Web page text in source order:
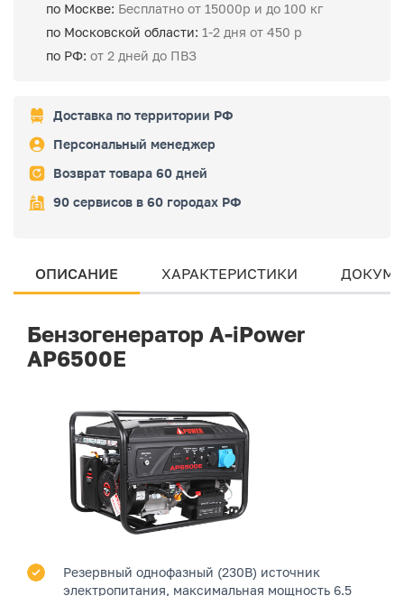
по Москве: Бесплатно от 15000р и до 100 кг
по Московской области: 1-2 дня от 450 р
по РФ: от 2 дней до ПВЗ
Доставка по территории РФ
Персональный менеджер
Возврат товара 60 дней
90 сервисов в 60 городах РФ
ОПИСАНИЕ ХАРАКТЕРИСТИКИ
Бензогенератор A-iPower
AP6500E
Резервный однофазный (230В) источник
электропитания, максимальная мощность 6.5